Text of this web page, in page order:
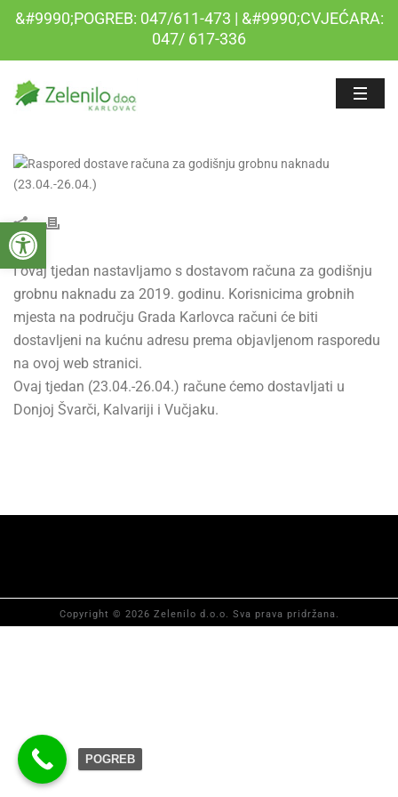
Open toolbar
&#9990;POGREB: 047/611-473 | &#9990;CVJEĆARA:
047/ 617-336
I ovaj tjedan nastavljamo s dostavom računa za godišnju
grobnu naknadu za 2019. godinu. Korisnicima grobnih
mjesta na području Grada Karlovca računi će biti
dostavljeni na kućnu adresu prema objavljenom rasporedu
na ovoj web stranici.
Ovaj tjedan (23.04.-26.04.) račune ćemo dostavljati u
Donjoj Švarči, Kalvariji i Vučjaku.
Copyright © 2026 Zelenilo d.o.o. Sva prava pridržana.
POGREB